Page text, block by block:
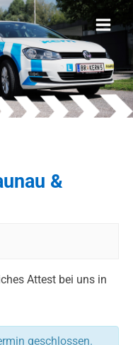
&
Attest bei uns in
geschlossen.